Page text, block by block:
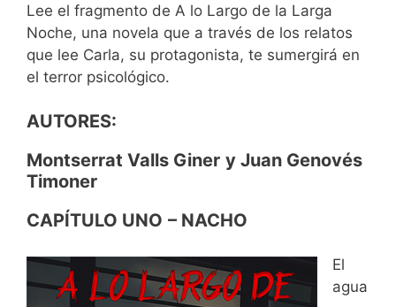
Lee el fragmento de A lo Largo de la Larga
Noche, una novela que a través de los relatos
que lee Carla, su protagonista, te sumergirá en
el terror psicológico.
AUTORES:
Montserrat Valls Giner y Juan Genovés
Timoner
CAPÍTULO UNO – NACHO
El
agua